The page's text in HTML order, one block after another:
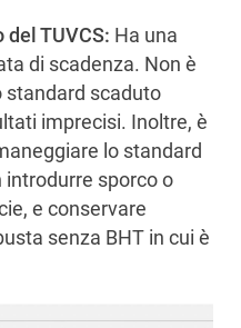
del TUVCS: Ha una
di scadenza. Non è
standard scaduto
imprecisi. Inoltre, è
lo standard
introdurre sporco o
e conservare
senza BHT in cui è